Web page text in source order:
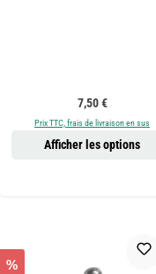
Prix régulier :
7,50 €
Prix TTC, frais de livraison en sus
Afficher les options
%